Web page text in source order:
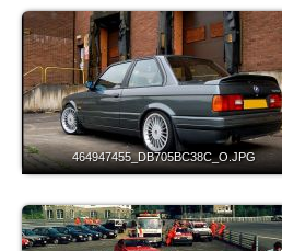
464947455_DB705BC38C_O.JPG